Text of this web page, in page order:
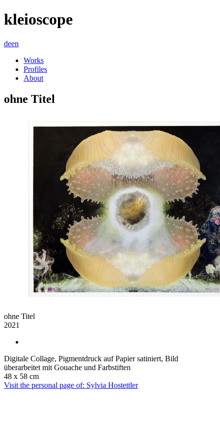
kleioscope
deen
Works
Profiles
About
ohne Titel
ohne Titel
2021
Digitale Collage, Pigmentdruck auf Papier satiniert, Bild
überarbeitet mit Gouache und Farbstiften
48 x 58 cm
Visit the personal page of: Sylvia Hostettler